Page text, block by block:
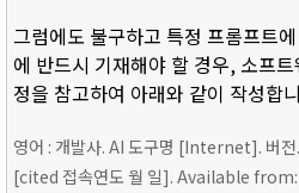
그럼에도 불구하고 특정 프롬프트
에 반드시 기재해야 할 경우, 소프
정을 참고하여 아래와 같이 작성합
영어 : 개발사. AI 도구명 [Internet]. 버전
[cited 접속연도 월 일]. Available